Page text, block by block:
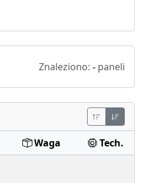
Znaleziono: - paneli
Waga Tech.